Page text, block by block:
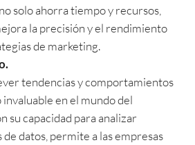
solo ahorra tiempo y recursos,
la precisión y el rendimiento
de marketing.
tendencias y comportamientos
en el mundo del
su capacidad para analizar
datos, permite a las empresas